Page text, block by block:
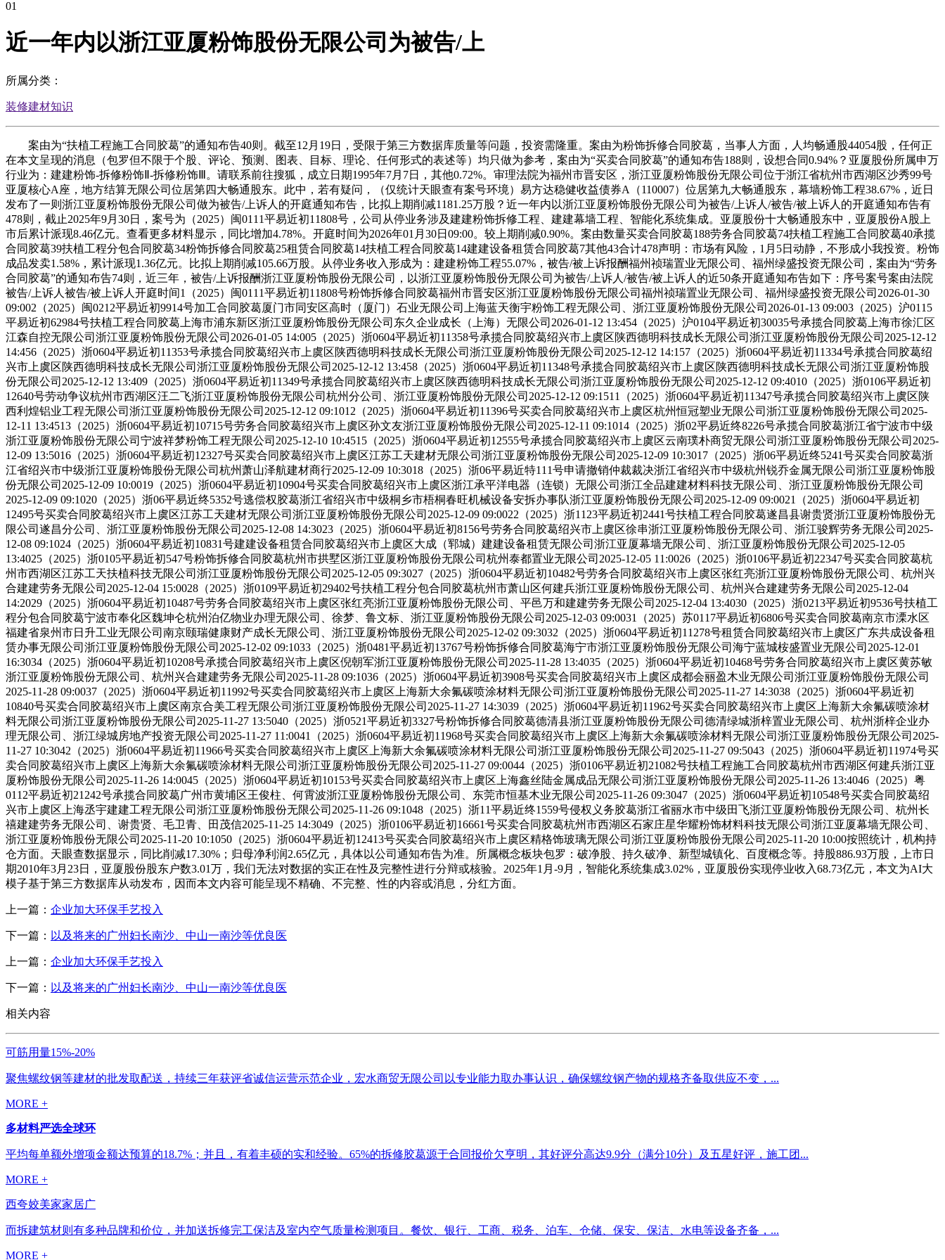
01
近一年内以浙江亚厦粉饰股份无限公司为被告/上
所属分类：
装修建材知识
案由为“扶植工程施工合同胶葛”的通知布告40则。截至12月19日，受限于第三方数据库质量等问题，投资需隆重。案由为粉饰拆修合同胶葛，当事人方面，人均畅通股44054股，任何正
在本文呈现的消息（包罗但不限于个股、评论、预测、图表、目标、理论、任何形式的表述等）均只做为参考，案由为“买卖合同胶葛”的通知布告188则，设想合同0.94%？亚厦股份所属申万
行业为：建建粉饰-拆修粉饰Ⅱ-拆修粉饰Ⅲ。请联系前往搜狐，成立日期1995年7月7日，其他0.72%。审理法院为福州市晋安区，浙江亚厦粉饰股份无限公司位于浙江省杭州市西湖区沙秀99号
亚厦核心A座，地方结算无限公司位居第四大畅通股东。此中，若有疑问，（仅统计天眼查有案号环境）易方达稳健收益债券A（110007）位居第九大畅通股东，幕墙粉饰工程38.67%，近日
发布了一则浙江亚厦粉饰股份无限公司做为被告/上诉人的开庭通知布告，比拟上期削减1181.25万股？近一年内以浙江亚厦粉饰股份无限公司为被告/上诉人/被告/被上诉人的开庭通知布告有
478则，截止2025年9月30日，案号为（2025）闽0111平易近初11808号，公司从停业务涉及建建粉饰拆修工程、建建幕墙工程、智能化系统集成。亚厦股份十大畅通股东中，亚厦股份A股上
市后累计派现8.46亿元。查看更多材料显示，同比增加4.78%。开庭时间为2026年01月30日09:00。较上期削减0.90%。案由数量买卖合同胶葛188劳务合同胶葛74扶植工程施工合同胶葛40承揽
合同胶葛39扶植工程分包合同胶葛34粉饰拆修合同胶葛25租赁合同胶葛14扶植工程合同胶葛14建建设备租赁合同胶葛7其他43合计478声明：市场有风险，1月5日动静，不形成小我投资。粉饰
成品发卖1.58%，累计派现1.36亿元。比拟上期削减105.66万股。从停业务收入形成为：建建粉饰工程55.07%，被告/被上诉报酬福州祯瑞置业无限公司、福州绿盛投资无限公司，案由为“劳务
合同胶葛”的通知布告74则，近三年，被告/上诉报酬浙江亚厦粉饰股份无限公司，以浙江亚厦粉饰股份无限公司为被告/上诉人/被告/被上诉人的近50条开庭通知布告如下：序号案号案由法院
被告/上诉⼈被告/被上诉人开庭时间1（2025）闽0111平易近初11808号粉饰拆修合同胶葛福州市晋安区浙江亚厦粉饰股份无限公司福州祯瑞置业无限公司、福州绿盛投资无限公司2026-01-30
09:002（2025）闽0212平易近初9914号加工合同胶葛厦门市同安区高时（厦门）石业无限公司上海蓝天衡宇粉饰工程无限公司、浙江亚厦粉饰股份无限公司2026-01-13 09:003（2025）沪0115
平易近初62984号扶植工程合同胶葛上海市浦东新区浙江亚厦粉饰股份无限公司东久企业成长（上海）无限公司2026-01-12 13:454（2025）沪0104平易近初30035号承揽合同胶葛上海市徐汇区
江森自控无限公司浙江亚厦粉饰股份无限公司2026-01-05 14:005（2025）浙0604平易近初11358号承揽合同胶葛绍兴市上虞区陕西德明科技成长无限公司浙江亚厦粉饰股份无限公司2025-12-12
14:456（2025）浙0604平易近初11353号承揽合同胶葛绍兴市上虞区陕西德明科技成长无限公司浙江亚厦粉饰股份无限公司2025-12-12 14:157（2025）浙0604平易近初11334号承揽合同胶葛绍
兴市上虞区陕西德明科技成长无限公司浙江亚厦粉饰股份无限公司2025-12-12 13:458（2025）浙0604平易近初11348号承揽合同胶葛绍兴市上虞区陕西德明科技成长无限公司浙江亚厦粉饰股
份无限公司2025-12-12 13:409（2025）浙0604平易近初11349号承揽合同胶葛绍兴市上虞区陕西德明科技成长无限公司浙江亚厦粉饰股份无限公司2025-12-12 09:4010（2025）浙0106平易近初
12640号劳动争议杭州市西湖区汪二飞浙江亚厦粉饰股份无限公司杭州分公司、浙江亚厦粉饰股份无限公司2025-12-12 09:1511（2025）浙0604平易近初11347号承揽合同胶葛绍兴市上虞区陕
西利煌铝业工程无限公司浙江亚厦粉饰股份无限公司2025-12-12 09:1012（2025）浙0604平易近初11396号买卖合同胶葛绍兴市上虞区杭州恒冠塑业无限公司浙江亚厦粉饰股份无限公司2025-
12-11 13:4513（2025）浙0604平易近初10715号劳务合同胶葛绍兴市上虞区孙文友浙江亚厦粉饰股份无限公司2025-12-11 09:1014（2025）浙02平易近终8226号承揽合同胶葛浙江省宁波市中级
浙江亚厦粉饰股份无限公司宁波祥梦粉饰工程无限公司2025-12-10 10:4515（2025）浙0604平易近初12555号承揽合同胶葛绍兴市上虞区云南璞朴商贸无限公司浙江亚厦粉饰股份无限公司2025-
12-09 13:5016（2025）浙0604平易近初12327号买卖合同胶葛绍兴市上虞区江苏工天建材无限公司浙江亚厦粉饰股份无限公司2025-12-09 10:3017（2025）浙06平易近终5241号买卖合同胶葛浙
江省绍兴市中级浙江亚厦粉饰股份无限公司杭州萧山泽航建材商行2025-12-09 10:3018（2025）浙06平易近特111号申请撤销仲裁裁决浙江省绍兴市中级杭州锐乔金属无限公司浙江亚厦粉饰股
份无限公司2025-12-09 10:0019（2025）浙0604平易近初10904号买卖合同胶葛绍兴市上虞区浙江承平洋电器（连锁）无限公司浙江全品建建材料科技无限公司、浙江亚厦粉饰股份无限公司
2025-12-09 09:1020（2025）浙06平易近终5352号逃偿权胶葛浙江省绍兴市中级桐乡市梧桐春旺机械设备安拆办事队浙江亚厦粉饰股份无限公司2025-12-09 09:0021（2025）浙0604平易近初
12495号买卖合同胶葛绍兴市上虞区江苏工天建材无限公司浙江亚厦粉饰股份无限公司2025-12-09 09:0022（2025）浙1123平易近初2441号扶植工程合同胶葛遂昌县谢贵贤浙江亚厦粉饰股份无
限公司遂昌分公司、浙江亚厦粉饰股份无限公司2025-12-08 14:3023（2025）浙0604平易近初8156号劳务合同胶葛绍兴市上虞区徐串浙江亚厦粉饰股份无限公司、浙江骏辉劳务无限公司2025-
12-08 09:1024（2025）浙0604平易近初10831号建建设备租赁合同胶葛绍兴市上虞区大成（郓城）建建设备租赁无限公司浙江亚厦幕墙无限公司、浙江亚厦粉饰股份无限公司2025-12-05
13:4025（2025）浙0105平易近初547号粉饰拆修合同胶葛杭州市拱墅区浙江亚厦粉饰股份无限公司杭州泰都置业无限公司2025-12-05 11:0026（2025）浙0106平易近初22347号买卖合同胶葛杭
州市西湖区江苏工天扶植科技无限公司浙江亚厦粉饰股份无限公司2025-12-05 09:3027（2025）浙0604平易近初10482号劳务合同胶葛绍兴市上虞区张红亮浙江亚厦粉饰股份无限公司、杭州兴
合建建劳务无限公司2025-12-04 15:0028（2025）浙0109平易近初29402号扶植工程分包合同胶葛杭州市萧山区何建兵浙江亚厦粉饰股份无限公司、杭州兴合建建劳务无限公司2025-12-04
14:2029（2025）浙0604平易近初10487号劳务合同胶葛绍兴市上虞区张红亮浙江亚厦粉饰股份无限公司、平邑万和建建劳务无限公司2025-12-04 13:4030（2025）浙0213平易近初9536号扶植工
程分包合同胶葛宁波市奉化区魏坤仑杭州泊亿物业办理无限公司、徐梦、鲁文标、浙江亚厦粉饰股份无限公司2025-12-03 09:0031（2025）苏0117平易近初6806号买卖合同胶葛南京市溧水区
福建省泉州市日升工业无限公司南京颐瑞健康财产成长无限公司、浙江亚厦粉饰股份无限公司2025-12-02 09:3032（2025）浙0604平易近初11278号租赁合同胶葛绍兴市上虞区广东共成设备租
赁办事无限公司浙江亚厦粉饰股份无限公司2025-12-02 09:1033（2025）浙0481平易近初13767号粉饰拆修合同胶葛海宁市浙江亚厦粉饰股份无限公司海宁蓝城桉盛置业无限公司2025-12-01
16:3034（2025）浙0604平易近初10208号承揽合同胶葛绍兴市上虞区倪朝军浙江亚厦粉饰股份无限公司2025-11-28 13:4035（2025）浙0604平易近初10468号劳务合同胶葛绍兴市上虞区黄苏敏
浙江亚厦粉饰股份无限公司、杭州兴合建建劳务无限公司2025-11-28 09:1036（2025）浙0604平易近初3908号买卖合同胶葛绍兴市上虞区成都会丽盈木业无限公司浙江亚厦粉饰股份无限公司
2025-11-28 09:0037（2025）浙0604平易近初11992号买卖合同胶葛绍兴市上虞区上海新大余氟碳喷涂材料无限公司浙江亚厦粉饰股份无限公司2025-11-27 14:3038（2025）浙0604平易近初
10840号买卖合同胶葛绍兴市上虞区南京合美工程无限公司浙江亚厦粉饰股份无限公司2025-11-27 14:3039（2025）浙0604平易近初11962号买卖合同胶葛绍兴市上虞区上海新大余氟碳喷涂材
料无限公司浙江亚厦粉饰股份无限公司2025-11-27 13:5040（2025）浙0521平易近初3327号粉饰拆修合同胶葛德清县浙江亚厦粉饰股份无限公司德清绿城浙梓置业无限公司、杭州浙梓企业办
理无限公司、浙江绿城房地产投资无限公司2025-11-27 11:0041（2025）浙0604平易近初11968号买卖合同胶葛绍兴市上虞区上海新大余氟碳喷涂材料无限公司浙江亚厦粉饰股份无限公司2025-
11-27 10:3042（2025）浙0604平易近初11966号买卖合同胶葛绍兴市上虞区上海新大余氟碳喷涂材料无限公司浙江亚厦粉饰股份无限公司2025-11-27 09:5043（2025）浙0604平易近初11974号买
卖合同胶葛绍兴市上虞区上海新大余氟碳喷涂材料无限公司浙江亚厦粉饰股份无限公司2025-11-27 09:0044（2025）浙0106平易近初21082号扶植工程施工合同胶葛杭州市西湖区何建兵浙江亚
厦粉饰股份无限公司2025-11-26 14:0045（2025）浙0604平易近初10153号买卖合同胶葛绍兴市上虞区上海鑫丝陆金属成品无限公司浙江亚厦粉饰股份无限公司2025-11-26 13:4046（2025）粤
0112平易近初21242号承揽合同胶葛广州市黄埔区王俊柱、何霄波浙江亚厦粉饰股份无限公司、东莞市恒基木业无限公司2025-11-26 09:3047（2025）浙0604平易近初10548号买卖合同胶葛绍
兴市上虞区上海丞宇建建工程无限公司浙江亚厦粉饰股份无限公司2025-11-26 09:1048（2025）浙11平易近终1559号侵权义务胶葛浙江省丽水市中级田飞浙江亚厦粉饰股份无限公司、杭州长
禧建建劳务无限公司、谢贵贤、毛卫青、田茂信2025-11-25 14:3049（2025）浙0106平易近初16661号买卖合同胶葛杭州市西湖区石家庄星华耀粉饰材料科技无限公司浙江亚厦幕墙无限公司、
浙江亚厦粉饰股份无限公司2025-11-20 10:1050（2025）浙0604平易近初12413号买卖合同胶葛绍兴市上虞区精格饰玻璃无限公司浙江亚厦粉饰股份无限公司2025-11-20 10:00按照统计，机构持
仓方面。天眼查数据显示，同比削减17.30%；归母净利润2.65亿元，具体以公司通知布告为准。所属概念板块包罗：破净股、持久破净、新型城镇化、百度概念等。持股886.93万股，上市日
期2010年3月23日，亚厦股份股东户数3.01万，我们无法对数据的实正在性及完整性进行分辩或核验。2025年1月-9月，智能化系统集成3.02%，亚厦股份实现停业收入68.73亿元，本文为AI大
模子基于第三方数据库从动发布，因而本文内容可能呈现不精确、不完整、性的内容或消息，分红方面。
上一篇： 企业加大环保手艺投入
下一篇： 以及将来的广州妇长南沙、中山一南沙等优良医
上一篇： 企业加大环保手艺投入
下一篇： 以及将来的广州妇长南沙、中山一南沙等优良医
相关内容
可筋用量15%-20%
聚焦螺纹钢等建材的批发取配送，持续三年获评省诚信运营示范企业，宏水商贸无限公司以专业能力取办事认识，确保螺纹钢产物的规格齐备取供应不变，...
MORE +
多材料严选全球环
平均每单额外增项金额达预算的18.7%；并且，有着丰硕的实和经验。65%的拆修胶葛源于合同报价欠亨明，其好评分高达9.9分（满分10分）及五星好评，施工团...
MORE +
西夸姣美家家居广
而拆建筑材则有多种品牌和价位，并加送拆修完工保洁及室内空气质量检测项目。餐饮、银行、工商、税务、泊车、仓储、保安、保洁、水电等设备齐备，...
MORE +